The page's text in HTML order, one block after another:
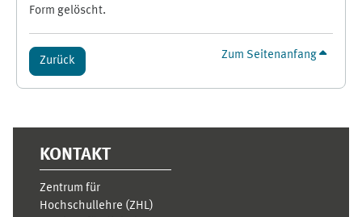
Form gelöscht.
Zurück Zum Seitenanfang
KONTAKT
Zentrum für
Hochschullehre (ZHL)